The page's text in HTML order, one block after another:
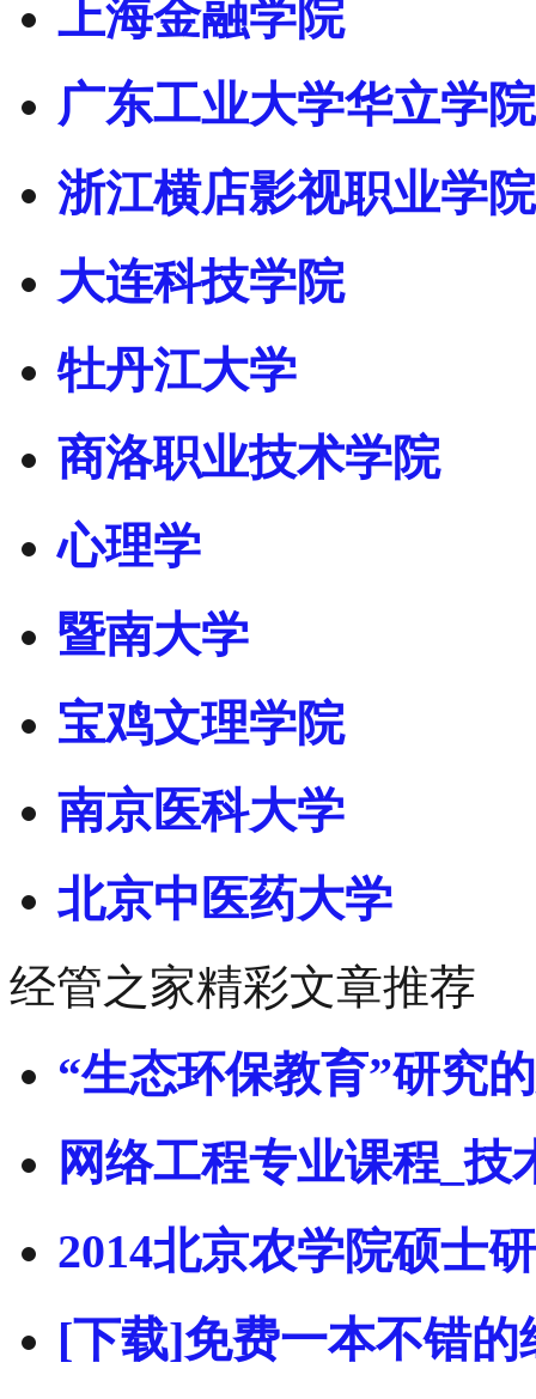
上海金融学院
广东工业大学华立学院
浙江横店影视职业学院
大连科技学院
牡丹江大学
商洛职业技术学院
心理学
暨南大学
宝鸡文理学院
南京医科大学
北京中医药大学
经管之家精彩文章推荐
“生态环保教育”研究
网络工程专业课程_技
2014北京农学院硕士研
[下载]免费一本不错的